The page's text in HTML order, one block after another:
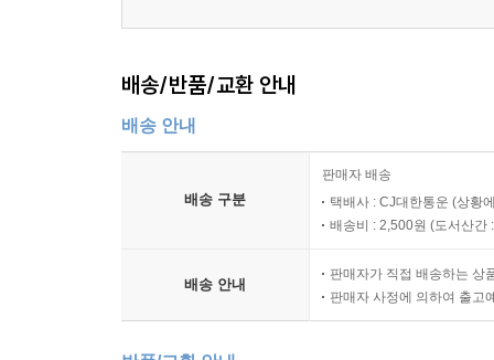
도심에 나타난 얼룩말 [사회] 132
DAY 15 인간은 잠을 자지 않고 살 수 있을까? [과학
DAY 16 자율 주행 차량의 운전자는 누구? [과학·기
DAY 17 과자 봉지, 버리지 마세요! [사회] 148
하였습니다.
3. 주제 및 문단 간의 관계, 글의 구조도를 제시하
4. ‘왜 정답?’과 ‘왜 오답?’을 통해 정답과 오답의
5. 문제 이해를 돕는 다양한 참고 자료를 제시했습
배송/반품/교환 안내
배송 안내
배송 구분
판매자 배송
택배사 : CJ대한통운 (상황
배송비 : 2,500원 (도서산간
배송 안내
판매자가 직접 배송하는 상
판매자 사정에 의하여 출고